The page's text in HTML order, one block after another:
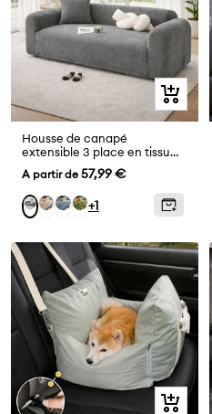
Aperçu
rapide
Housse de canapé
extensible 3 place en tissu
chevrons, pleine couverture,
confortable et résistante aux
griffures.
Prix
de
vente
A partir de 57,99 €
GrisCrème
BleuVert
+1
Aperçu